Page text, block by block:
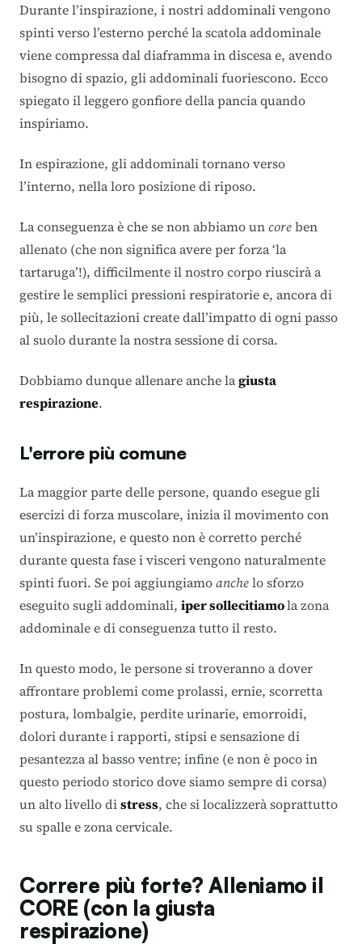
Durante l’inspirazione, i nostri addominali vengono
spinti verso l’esterno perché la scatola addominale
viene compressa dal diaframma in discesa e, avendo
bisogno di spazio, gli addominali fuoriescono. Ecco
spiegato il leggero gonfiore della pancia quando
inspiriamo.
In espirazione, gli addominali tornano verso
l’interno, nella loro posizione di riposo.
La conseguenza è che se non abbiamo uncoreben
allenato (che non significa avere per forza ‘la
tartaruga’!), difficilmente il nostro corpo riuscirà a
gestire le semplici pressioni respiratorie e, ancora di
più, le sollecitazioni create dall’impatto di ogni passo
al suolo durante la nostra sessione di corsa.
Dobbiamo dunque allenare anche lagiusta
respirazione.
L'errore più comune
La maggior parte delle persone, quando esegue gli
esercizi di forza muscolare, inizia il movimento con
un’inspirazione, e questo non è corretto perché
durante questa fase i visceri vengono naturalmente
spinti fuori. Se poi aggiungiamoanchelo sforzo
eseguito sugli addominali, iper sollecitiamola zona
addominale e di conseguenza tutto il resto.
In questo modo, le persone si troveranno a dover
affrontare problemi come prolassi, ernie, scorretta
postura, lombalgie, perdite urinarie, emorroidi,
dolori durante i rapporti, stipsi e sensazione di
pesantezza al basso ventre; infine (e non è poco in
questo periodo storico dove siamo sempre di corsa)
un alto livello distress, che si localizzerà soprattutto
su spalle e zona cervicale.
Correre più forte? Alleniamo il
CORE (con la giusta
respirazione)